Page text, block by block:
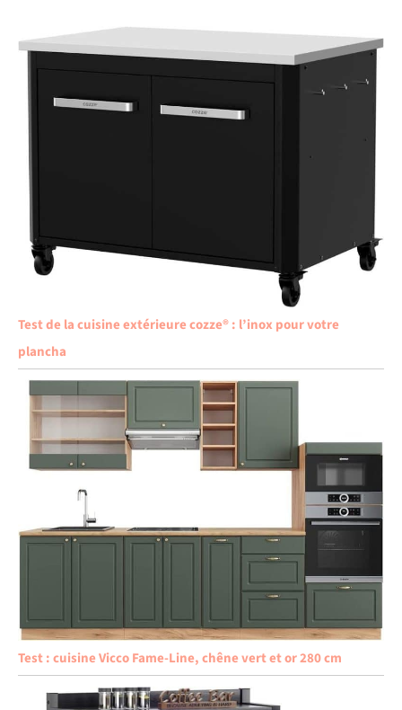
Test de la cuisine extérieure cozze® : l’inox pour votre
plancha
Test : cuisine Vicco Fame-Line, chêne vert et or 280 cm